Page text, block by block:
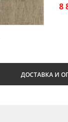
8
ДОСТАВКА И